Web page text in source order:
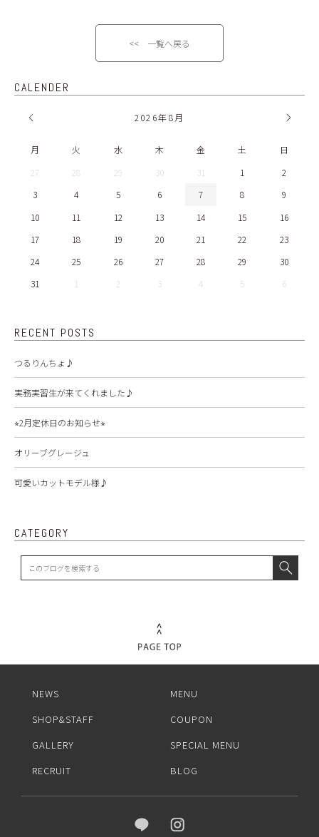
<< 一覧へ戻る
CALENDER
2026年8月
月 火 水 木 金 土
日
27
28 29 30 31 1
2
3
4 5 6 7 8
9
10
11 12 13 14 15
16
17
18 19 20 21 22
23
24
25 26 27 28 29
30
31
1 2 3 4 5 6
RECENT POSTS
つるりんちょ♪
実務実習生が来てくれました♪
⭐︎2月定休日のお知らせ⭐︎
オリーブグレージュ
可愛いカットモデル様♪
CATEGORY
NEWS
MENU
SHOP&STAFF
COUPON
GALLERY
SPECIAL MENU
RECRUIT
BLOG